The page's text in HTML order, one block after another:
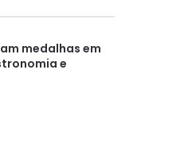
medalhas em
e